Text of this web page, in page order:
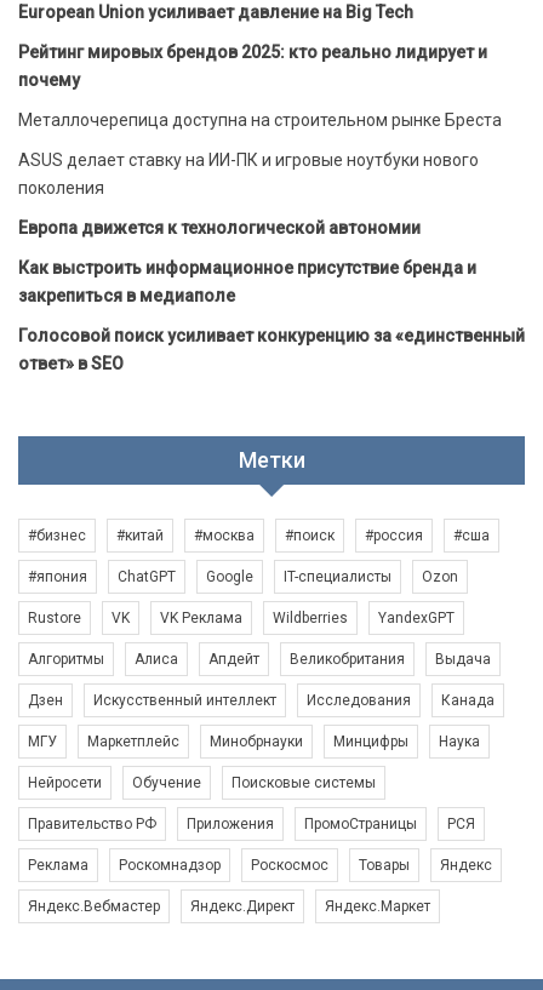
European Union усиливает давление на Big Tech
Рейтинг мировых брендов 2025: кто реально лидирует и
почему
Металлочерепица доступна на строительном рынке Бреста
ASUS делает ставку на ИИ-ПК и игровые ноутбуки нового
поколения
Европа движется к технологической автономии
Как выстроить информационное присутствие бренда и
закрепиться в медиаполе
Голосовой поиск усиливает конкуренцию за «единственный
ответ» в SEO
Метки
#бизнес #китай #москва #поиск #россия #сша
#япония ChatGPT Google IT-специалисты Ozon
Rustore VK VK Реклама Wildberries YandexGPT
Алгоритмы Алиса Апдейт Великобритания Выдача
Дзен Искусственный интеллект Исследования Канада
МГУ Маркетплейс Минобрнауки Минцифры Наука
Нейросети Обучение Поисковые системы
Правительство РФ Приложения ПромоСтраницы РСЯ
Реклама Роскомнадзор Роскосмос Товары Яндекс
Яндекс.Вебмастер Яндекс.Директ Яндекс.Маркет